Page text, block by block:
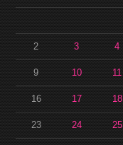
2 3 4
9 10 11
16 17 18
23 24 25